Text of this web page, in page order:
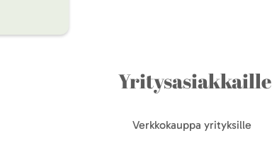
Yritysasiakkaille
Verkkokauppa yrityksille